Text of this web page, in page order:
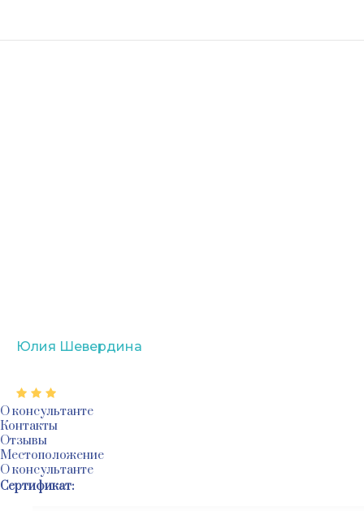
Юлия Шевердина
@ @ @
О консультанте
Контакты
Отзывы
Местоположение
О консультанте
Сертификат: